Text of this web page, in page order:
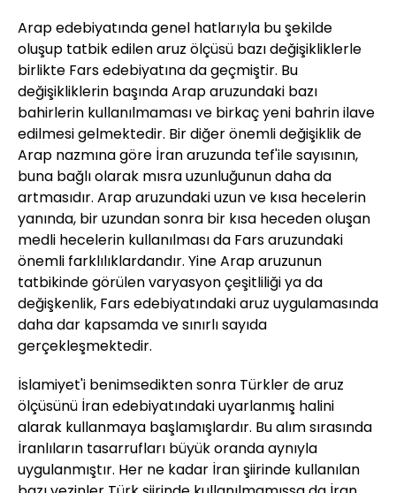
Arap edebiyatında genel hatlarıyla bu şekilde
oluşup tatbik edilen aruz ölçüsü bazı değişikliklerle
birlikte Fars edebiyatına da geçmiştir. Bu
değişikliklerin başında Arap aruzundaki bazı
bahirlerin kullanılmaması ve birkaç yeni bahrin ilave
edilmesi gelmektedir. Bir diğer önemli değişiklik de
Arap nazmına göre İran aruzunda tef'ile sayısının,
buna bağlı olarak mısra uzunluğunun daha da
artmasıdır. Arap aruzundaki uzun ve kısa hecelerin
yanında, bir uzundan sonra bir kısa heceden oluşan
medli hecelerin kullanılması da Fars aruzundaki
önemli farklılıklardandır. Yine Arap aruzunun
tatbikinde görülen varyasyon çeşitliliği ya da
değişkenlik, Fars edebiyatındaki aruz uygulamasında
daha dar kapsamda ve sınırlı sayıda
gerçekleşmektedir.
İslamiyet'i benimsedikten sonra Türkler de aruz
ölçüsünü İran edebiyatındaki uyarlanmış halini
alarak kullanmaya başlamışlardır. Bu alım sırasında
İranlıların tasarrufları büyük oranda aynıyla
uygulanmıştır. Her ne kadar İran şiirinde kullanılan